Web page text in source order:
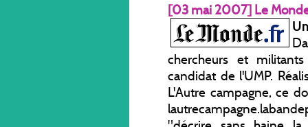
[03 mai 2007] Le
chercheurs et
candidat de l'UMP.
L'Autre campagne, ce